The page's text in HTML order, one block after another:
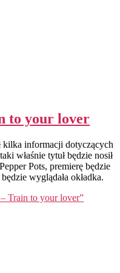
to your lover
kilka informacji dotyczących
właśnie tytuł będzie nosił
Pots, premierę będzie
wyglądała okładka.
Train to your lover”